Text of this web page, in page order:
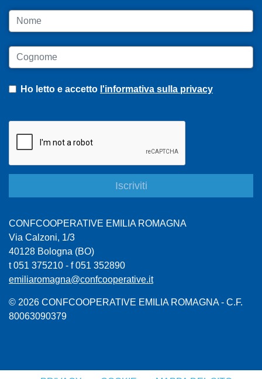
Nome
Cognome
Ho letto e accetto l'informativa sulla privacy
CONFCOOPERATIVE EMILIA ROMAGNA
Via Calzoni, 1/3
40128 Bologna (BO)
t 051 375210 - f 051 352890
emiliaromagna@confcooperative.it
© 2026 CONFCOOPERATIVE EMILIA ROMAGNA - C.F.
80063090379